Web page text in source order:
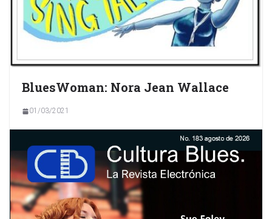
BluesWoman: Nora Jean Wallace
01/03/2021